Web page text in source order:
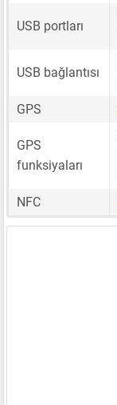
USB portları
USB bağlantısı
GPS
GPS
funksiyaları
NFC